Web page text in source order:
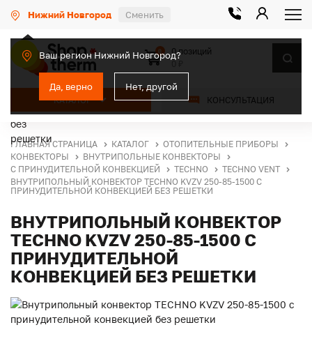
Нижний Новгород Сменить
Ваш регион Нижний Новгород?
Да, верно Нет, другой
КАТАЛОГ КОНСУЛЬТАЦИЯ
0
0 позиций
ГЛАВНАЯ СТРАНИЦА КАТАЛОГ
ОТОПИТЕЛЬНЫЕ ПРИБОРЫ
КОНВЕКТОРЫ
ВНУТРИПОЛЬНЫЕ КОНВЕКТОРЫ
С ПРИНУДИТЕЛЬНОЙ КОНВЕКЦИЕЙ
TECHNO
TECHNO VENT
ВНУТРИПОЛЬНЫЙ КОНВЕКТОР TECHNO KVZV 250-85-1500 С
ПРИНУДИТЕЛЬНОЙ КОНВЕКЦИЕЙ БЕЗ РЕШЕТКИ
ВНУТРИПОЛЬНЫЙ КОНВЕКТОР
TECHNO KVZV 250-85-1500 С
ПРИНУДИТЕЛЬНОЙ
КОНВЕКЦИЕЙ БЕЗ РЕШЕТКИ